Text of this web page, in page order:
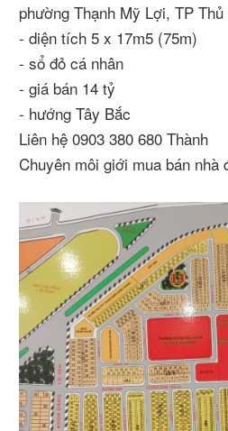
phường Thạnh Mỹ Lợi, TP
- diện tích 5 x 17m5 (75m)
- sổ đỏ cá nhân
- giá bán 14 tỷ
- hướng Tây Bắc
Liên hệ 0903 380 680 Thành
Chuyên môi giới mua bán nhà